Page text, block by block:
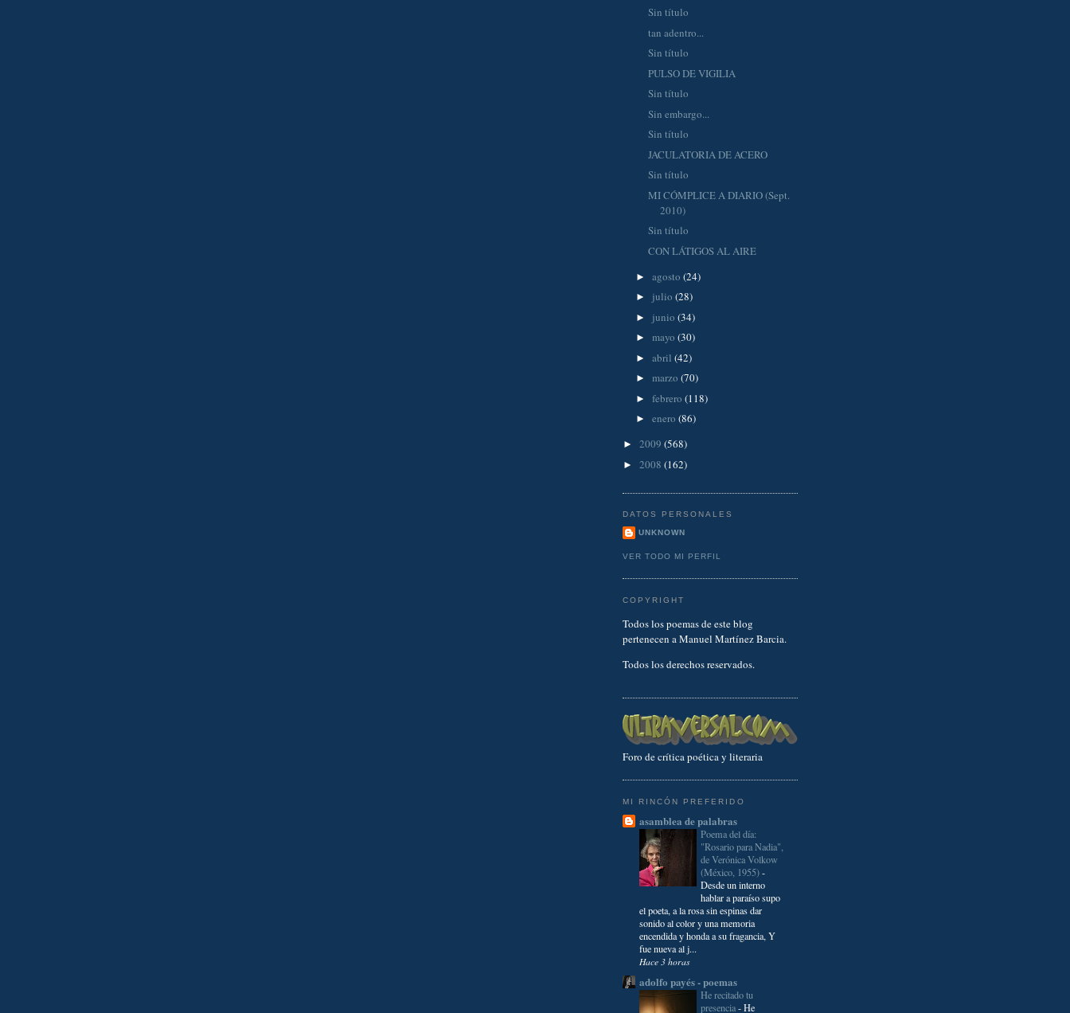
Sin título
tan adentro...
Sin título
PULSO DE VIGILIA
Sin título
Sin embargo...
Sin título
JACULATORIA DE ACERO
Sin título
MI CÓMPLICE A DIARIO (Sept.
2010)
Sin título
CON LÁTIGOS AL AIRE
► agosto (24)
► julio (28)
► junio (34)
► mayo (30)
► abril (42)
► marzo (70)
► febrero (118)
► enero (86)
► 2009 (568)
► 2008 (162)
DATOS PERSONALES
UNKNOWN
VER TODO MI PERFIL
COPYRIGHT
Todos los poemas de este blog
pertenecen a Manuel Martínez Barcia.
Todos los derechos reservados.
Foro de crítica poética y literaria
MI RINCÓN PREFERIDO
asamblea de palabras
Poema del día:
"Rosario para Nadia",
de Verónica Volkow
(México, 1955)-
Desde un interno
hablar a paraíso supo
el poeta, a la rosa sin espinas dar
sonido al color y una memoria
encendida y honda a su fragancia, Y
fue nueva al j...
Hace 3 horas
adolfo payés - poemas
He recitado tu
presencia-He